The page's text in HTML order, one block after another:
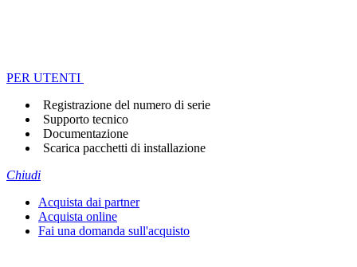
PER UTENTI
Registrazione del numero di serie
Supporto tecnico
Documentazione
Scarica pacchetti di installazione
Chiudi
Acquista dai partner
Acquista online
Fai una domanda sull'acquisto